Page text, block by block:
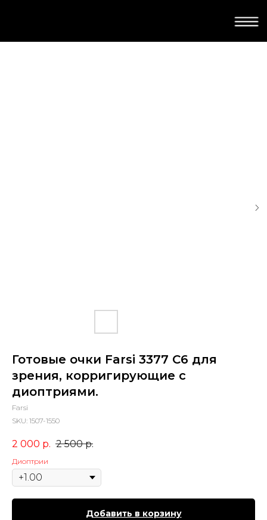
Готовые очки Farsi 3377 C6 для
зрения, корригирующие с
диоптриями.
Farsi
SKU: 1507-1550
2 000 р. 2 500 р.
Диоптрии
Добавить в корзину